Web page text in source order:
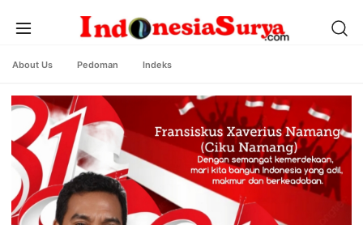
About Us Pedoman Indeks